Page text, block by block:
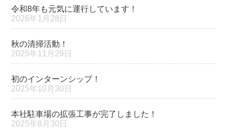
令和8年も元気に運行しています！
2026年1月28日
秋の清掃活動！
2025年11月29日
初のインターンシップ！
2025年10月30日
本社駐車場の拡張工事が完了しました！
2025年8月30日